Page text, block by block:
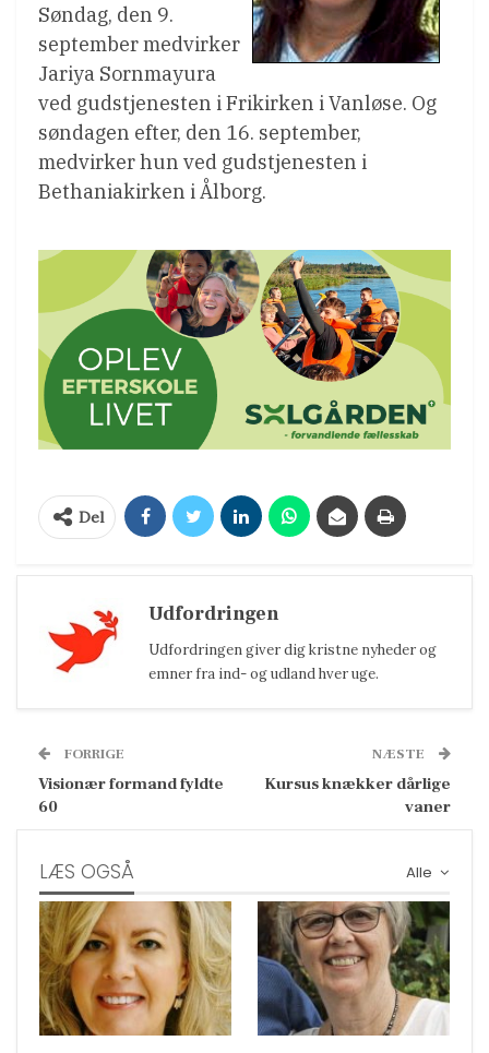
Søndag, den 9.
september medvirker
Jariya Sornmayura
ved gudstjenesten i Frikirken i Vanløse. Og
søndagen efter, den 16. september,
medvirker hun ved gudstjenesten i
Bethaniakirken i Ålborg.
Del
Udfordringen
Udfordringen giver dig kristne nyheder og
emner fra ind- og udland hver uge.
FORRIGE
Visionær formand fyldte
60
NÆSTE
Kursus knækker dårlige
vaner
Alle
LÆS OGSÅ